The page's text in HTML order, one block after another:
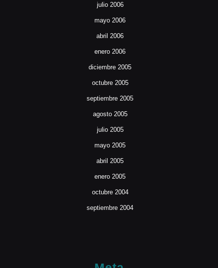
julio 2006
mayo 2006
abril 2006
enero 2006
diciembre 2005
octubre 2005
septiembre 2005
agosto 2005
julio 2005
mayo 2005
abril 2005
enero 2005
octubre 2004
septiembre 2004